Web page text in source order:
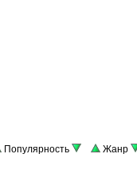
Популярность Жанр